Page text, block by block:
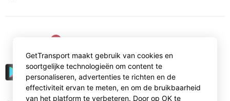
GetTransport maakt gebruik van cookies en
soortgelijke technologieën om content te
personaliseren, advertenties te richten en de
effectiviteit ervan te meten, en om de bruikbaarheid
van het platform te verbeteren. Door op OK te